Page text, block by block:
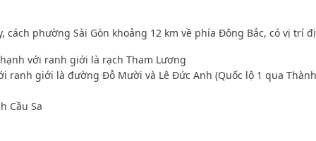
cách phường Sài Gòn khoảng 12 km về phía Đông Bắc, có vị trí
với ranh giới là rạch Tham Lương
ranh giới là đường Đỗ Mười và Lê Đức Anh (Quốc lộ 1 qua
Cầu Sa